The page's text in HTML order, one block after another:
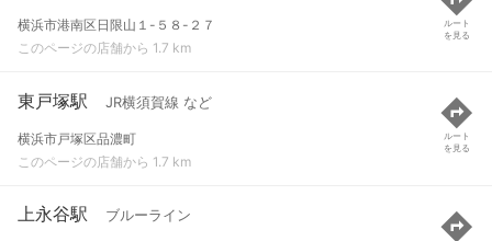
横浜市港南区日限山１-５８-２７
このページの店舗から 1.7 km
ルート
を見る
東戸塚駅 JR横須賀線 など
横浜市戸塚区品濃町
このページの店舗から 1.7 km
ルート
を見る
上永谷駅 ブルーライン